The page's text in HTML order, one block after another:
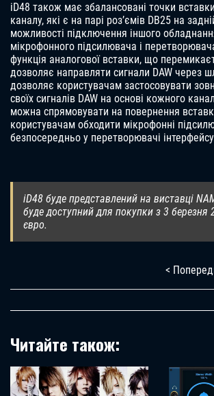
iD48 також має збалансовані точки
каналу, які є на парі роз’ємів DB25 на
можливості підключення іншого
мікрофонного підсилювача і
функція аналогової вставки, що
дозволяє направляти сигнали DAW через
дозволяє користувачам застосовувати
своїх сигналів DAW на основі кожного
можна спрямовувати на повернення
користувачам обходити мікрофонні
безпосередньо у перетворювачі
iD48 буде представлений на виставці
буде доступний для покупки з 3 березня
євро.
<
Читайте також: